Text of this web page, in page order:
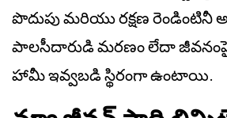
పొదుపు మరియు రక్షణ రెండింటినీ
పాలసీదారుడి మరణం లేదా
హామీ ఇవ్వబడి స్థిరంగా ఉంటాయి.